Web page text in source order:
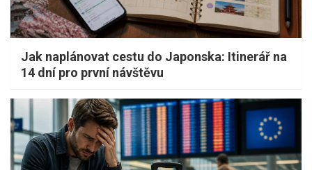
Jak naplánovat cestu do Japonska: Itinerář na
14 dní pro první návštěvu